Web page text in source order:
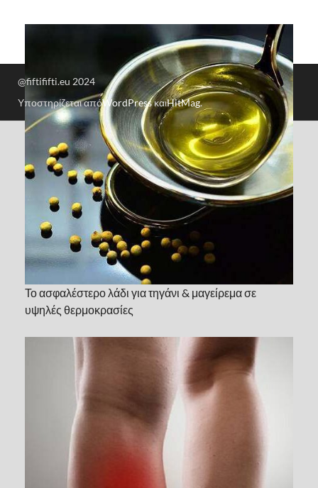
Το ασφαλέστερο λάδι για τηγάνι & μαγείρεμα σε
υψηλές θερμοκρασίες
@fiftififti.eu 2024
Υποστηρίζεται απόWordPressκαιHitMag.